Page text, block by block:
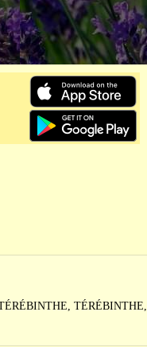
TÉRÉBINTHE,